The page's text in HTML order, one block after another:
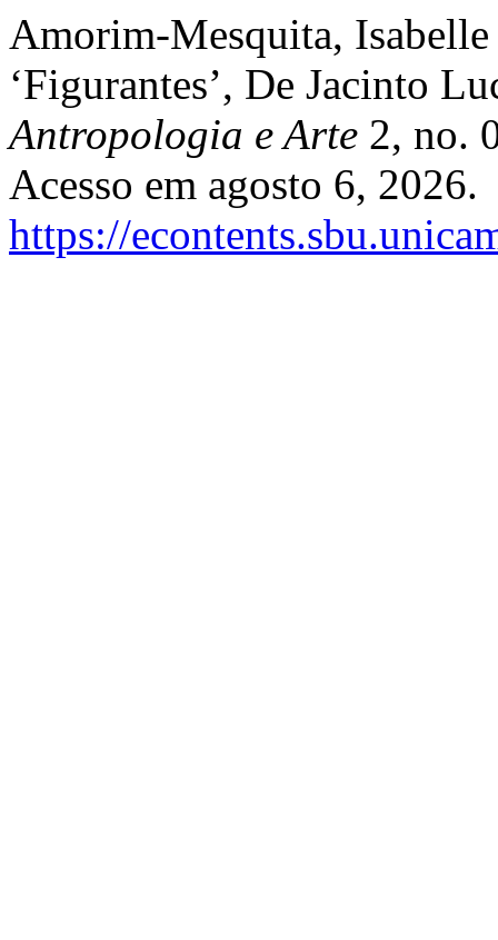
Amorim-Mesquita, Isabelle
‘Figurantes’, De Jacinto
Antropologia e Arte 2, no.
Acesso em agosto 6, 2026.
https://